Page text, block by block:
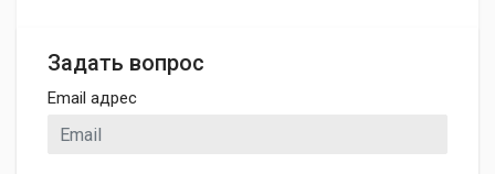
Задать вопрос
Email адрес